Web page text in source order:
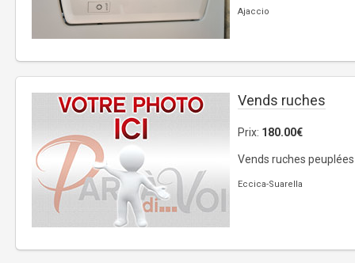
Ajaccio
Vends ruches
Prix: 180.00€
Vends ruches
Eccica-Suarella